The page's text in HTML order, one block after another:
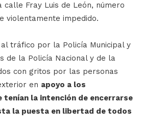
Fray Luis de León, número
violentamente impedido.
tráfico por la Policía Municipal y
de la Policía Nacional y de la
con gritos por las personas
en apoyo a los
la intención de encerrarse
la puesta en libertad de todos